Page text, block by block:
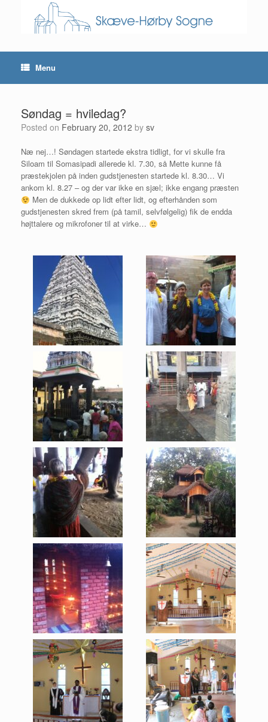
Menu
Søndag = hviledag?
Posted on February 20, 2012 by sv
Næ nej…! Søndagen startede ekstra tidligt, for vi skulle fra
Siloam til Somasipadi allerede kl. 7.30, så Mette kunne få
præstekjolen på inden gudstjenesten startede kl. 8.30… Vi
ankom kl. 8.27 – og der var ikke en sjæl; ikke engang præsten
Men de dukkede op lidt efter lidt, og efterhånden som
gudstjenesten skred frem (på tamil, selvfølgelig) fik de endda
højttalere og mikrofoner til at virke…